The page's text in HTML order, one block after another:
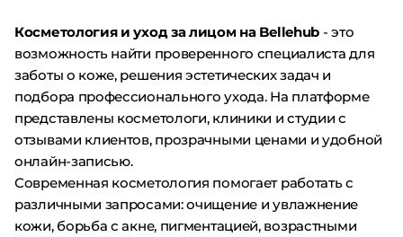
Косметология и уход за лицом на Bellehub - это
возможность найти проверенного специалиста для
заботы о коже, решения эстетических задач и
подбора профессионального ухода. На платформе
представлены косметологи, клиники и студии с
отзывами клиентов, прозрачными ценами и удобной
онлайн-записью.
Современная косметология помогает работать с
различными запросами: очищение и увлажнение
кожи, борьба с акне, пигментацией, возрастными